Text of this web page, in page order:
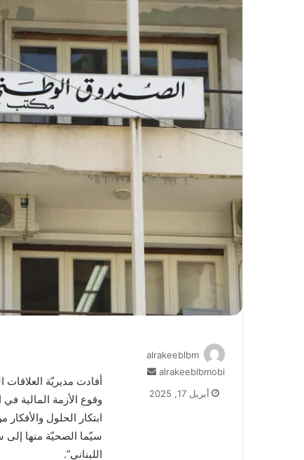
أفادت مديريّة
ابتكار الحلول
سيّما الصحيّة منها
اللبناني”.
alrakeeblbm
alrakeeblbmobi
أرسل
أبريل 17, 2025